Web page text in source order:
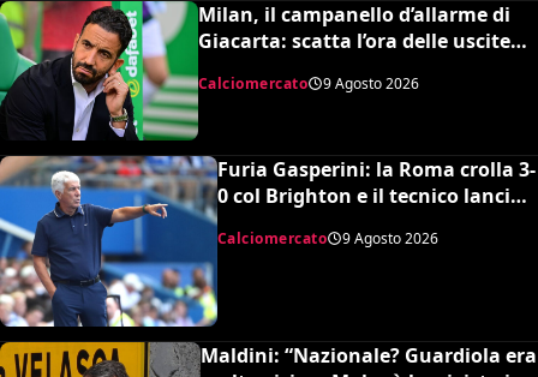
Milan, il campanello d’allarme di
Giacarta: scatta l’ora delle uscite
Calciomercato 9 Agosto 2026
Furia Gasperini: la Roma crolla 3-
0 col Brighton e il tecnico lancia
l’allarme mercato
Calciomercato 9 Agosto 2026
Maldini: “Nazionale? Guardiola era